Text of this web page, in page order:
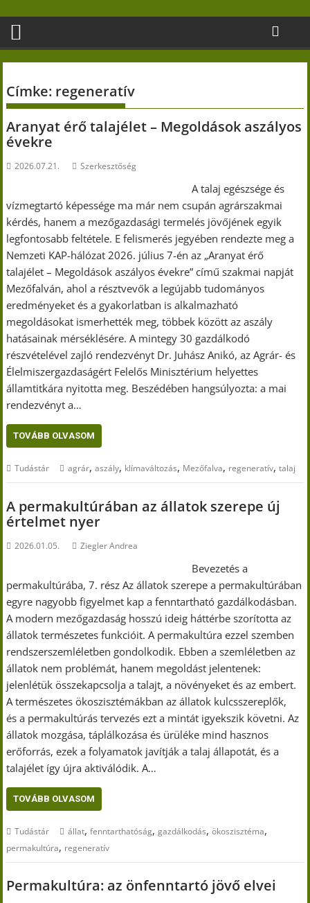
content
Címke: regeneratív
Aranyat érő talajélet – Megoldások aszályos
évekre
2026.07.21. Szerkesztőség
A talaj egészsége és
vízmegtartó képessége ma már nem csupán agrárszakmai
kérdés, hanem a mezőgazdasági termelés jövőjének egyik
legfontosabb feltétele. E felismerés jegyében rendezte meg a
Nemzeti KAP-hálózat 2026. július 7-én az „Aranyat érő
talajélet – Megoldások aszályos évekre” című szakmai napját
Mezőfalván, ahol a résztvevők a legújabb tudományos
eredményeket és a gyakorlatban is alkalmazható
megoldásokat ismerhették meg, többek között az aszály
hatásainak mérséklésére. A mintegy 30 gazdálkodó
részvételével zajló rendezvényt Dr. Juhász Anikó, az Agrár- és
Élelmiszergazdaságért Felelős Minisztérium helyettes
államtitkára nyitotta meg. Beszédében hangsúlyozta: a mai
rendezvényt a…
TOVÁBB OLVASOM
Tudástár agrár,aszály, klímaváltozás, Mezőfalva, regeneratív,talaj
A permakultúrában az állatok szerepe új
értelmet nyer
2026.01.05. Ziegler Andrea
Bevezetés a
permakultúrába, 7. rész Az állatok szerepe a permakultúrában
egyre nagyobb figyelmet kap a fenntartható gazdálkodásban.
A modern mezőgazdaság hosszú ideig háttérbe szorította az
állatok természetes funkcióit. A permakultúra ezzel szemben
rendszerszemléletben gondolkodik. Ebben a szemléletben az
állatok nem problémát, hanem megoldást jelentenek:
jelenlétük összekapcsolja a talajt, a növényeket és az embert.
A természetes ökoszisztémákban az állatok kulcsszereplők,
és a permakultúrás tervezés ezt a mintát igyekszik követni. Az
állatok mozgása, táplálkozása és ürüléke mind hasznos
erőforrás, ezek a folyamatok javítják a talaj állapotát, és a
talajélet így újra aktiválódik. A…
TOVÁBB OLVASOM
Tudástár állat,fenntarthatóság,gazdálkodás,ökoszisztéma,
permakultúra, regeneratív
Permakultúra: az önfenntartó jövő elvei